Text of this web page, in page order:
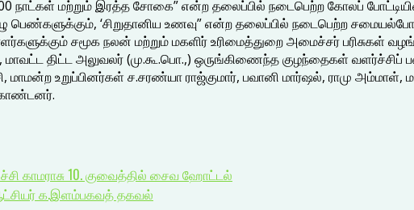
மற்றும் இரத்த சோகை” என்ற தலைப்பில் நடைபெற்ற கோலப்
பெண்களுக்கும், ‘சிறுதானிய உணவு” என்ற தலைப்பில் நடைபெற்ற
சமூக நலன் மற்றும் மகளிர் உரிமைத்துறை அமைச்சர் பரிசுகள்
திட்ட அலுவலர் (மு.கூ.பொ.,) ஒருங்கிணைந்த குழந்தைகள் வளர்ச்சிப்
உறுப்பினர்கள் ச.சரண்யா ராஜ்குமார், பவானி மார்ஷல், ராமு அம்மாள்,
காமராசு 10. குவைத்தில் சைவ ஹோட்டல்
ஆட்சியர் க.இளம்பகவத் தகவல்